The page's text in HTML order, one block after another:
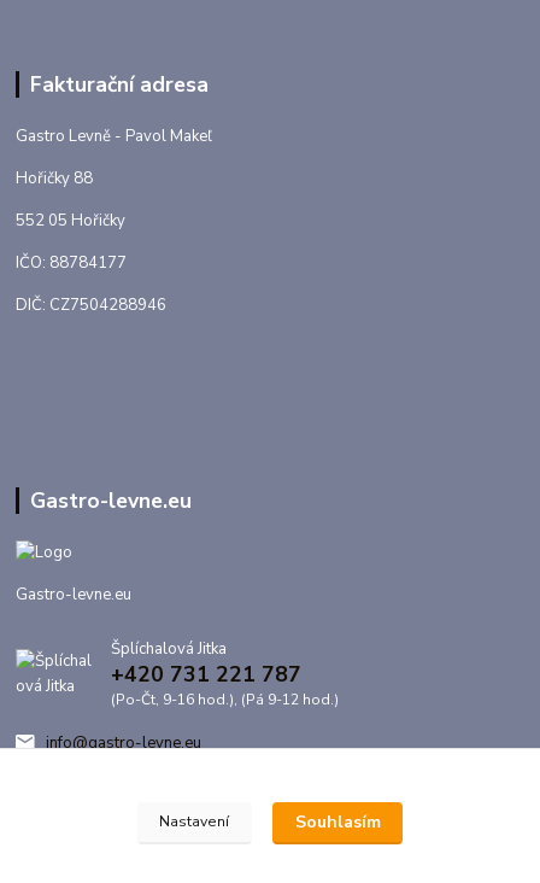
Fakturační adresa
Gastro Levně - Pavol Makeľ
Hořičky 88
552 05 Hořičky
IČO: 88784177
DIČ: CZ7504288946
Gastro-levne.eu
Gastro-levne.eu
Šplíchalová Jitka
+420 731 221 787
(Po-Čt, 9-16 hod.), (Pá 9-12 hod.)
info@gastro-levne.eu
Nastavení Souhlasím